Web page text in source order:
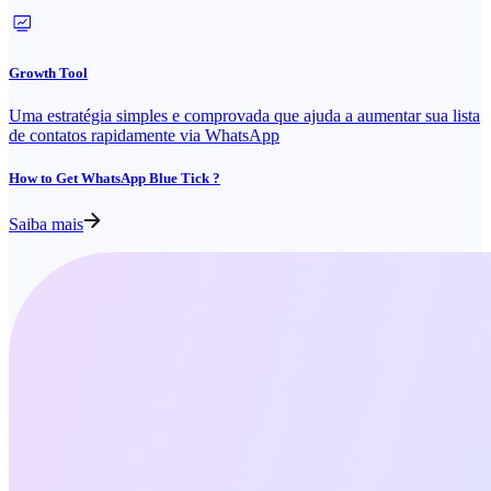
Growth Tool
Uma estratégia simples e comprovada que ajuda a aumentar sua lista
de contatos rapidamente via WhatsApp
How to Get WhatsApp Blue Tick ?
Saiba mais